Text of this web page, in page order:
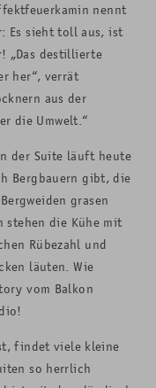
nennt
Es sieht toll aus, ist
„Das destillierte
her“, verrät
aus der
die Umwelt.“
der Suite läuft heute
Bergbauern gibt, die
grasen
stehen die Kühe mit
Rübezahl und
läuten. Wie
vom Balkon
findet viele kleine
so herrlich